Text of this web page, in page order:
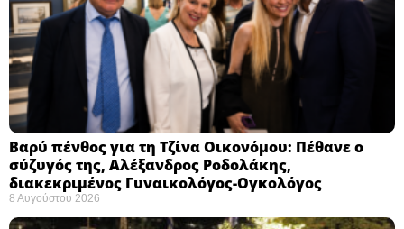
Βαρύ πένθος για τη Τζίνα Οικονόμου: Πέθανε ο
σύζυγός της, Αλέξανδρος Ροδολάκης,
διακεκριμένος Γυναικολόγος-Ογκολόγος
8 Αυγούστου 2026